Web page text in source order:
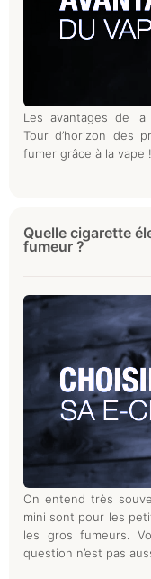
Les avantages de
Tour d’horizon des
fumer grâce à la vape !
Quelle cigarette
fumeur ?
On entend très
mini sont pour les
les gros fumeurs.
question n’est pas